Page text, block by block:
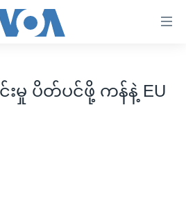
းမှု ပိတ်ပင်ဖို့ ကန်နဲ့ EU